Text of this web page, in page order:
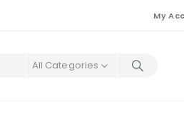
My
All Categories